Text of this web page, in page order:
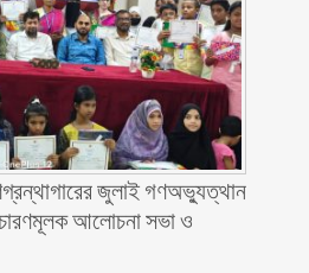
জুলাই গণঅভ্যুত্থান
আলোচনা সভা ও